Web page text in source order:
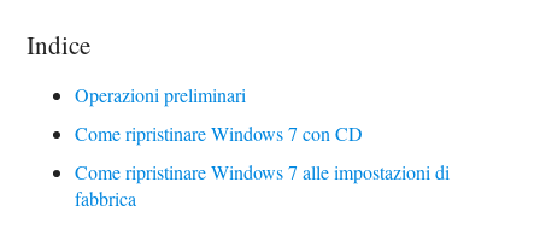
Indice
Operazioni preliminari
Come ripristinare Windows 7 con CD
Come ripristinare Windows 7 alle impostazioni di
fabbrica